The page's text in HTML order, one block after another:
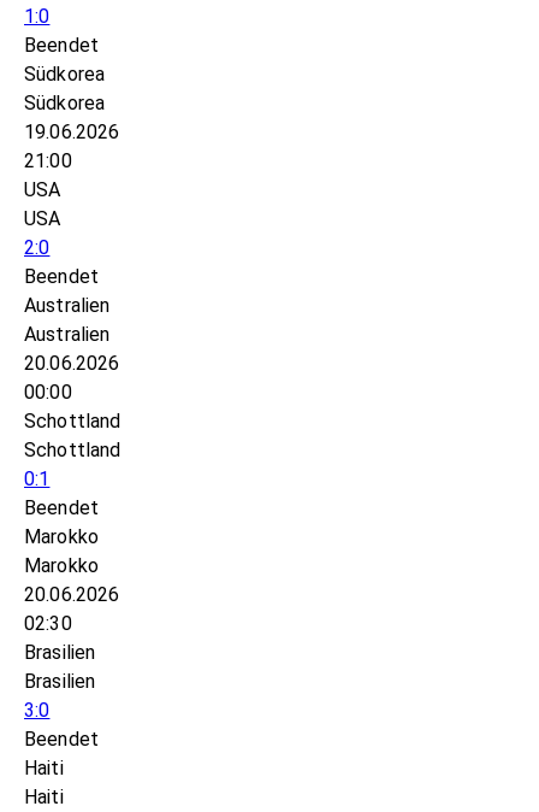
1:0
Beendet
Südkorea
Südkorea
19.06.2026
21:00
USA
USA
2:0
Beendet
Australien
Australien
20.06.2026
00:00
Schottland
Schottland
0:1
Beendet
Marokko
Marokko
20.06.2026
02:30
Brasilien
Brasilien
3:0
Beendet
Haiti
Haiti